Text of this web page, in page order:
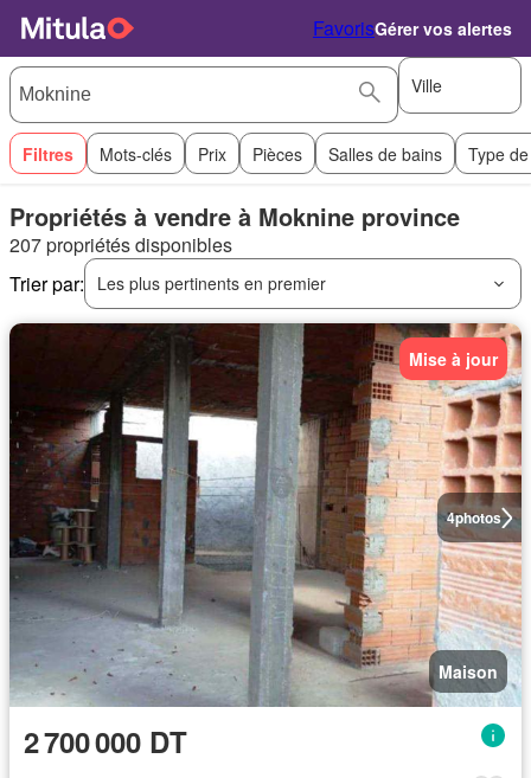
FavorisGérer vos alertes
Ville
Filtres Mots-clés Prix Pièces Salles de bains Type
Propriétés à vendre à Moknine province
207 propriétés disponibles
Trier par:
Les plus pertinents en premier
4photos
Mise à jour
Maison
2 700 000 DT